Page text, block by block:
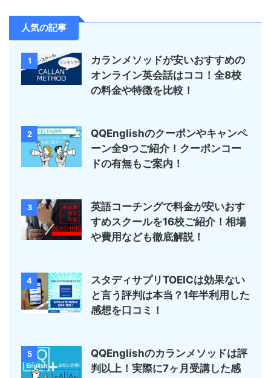
人気の記事
1
カランメソッドが安いおすすめの
オンライン英会話はココ！全8校
の料金や特徴を比較！
2
QQEnglishのクーポンやキャンペ
ーン全9つご紹介！クーポンコー
ドの有無もご案内！
3
英語コーチングで料金が安いおす
すめスクールを16校ご紹介！相場
や費用なども徹底解説！
4
スタディサプリTOEICは効果ない
と言う評判は本当？1年半利用した
感想を口コミ！
5
QQEnglishのカランメソッドは評
判以上！実際に7ヶ月受講した感